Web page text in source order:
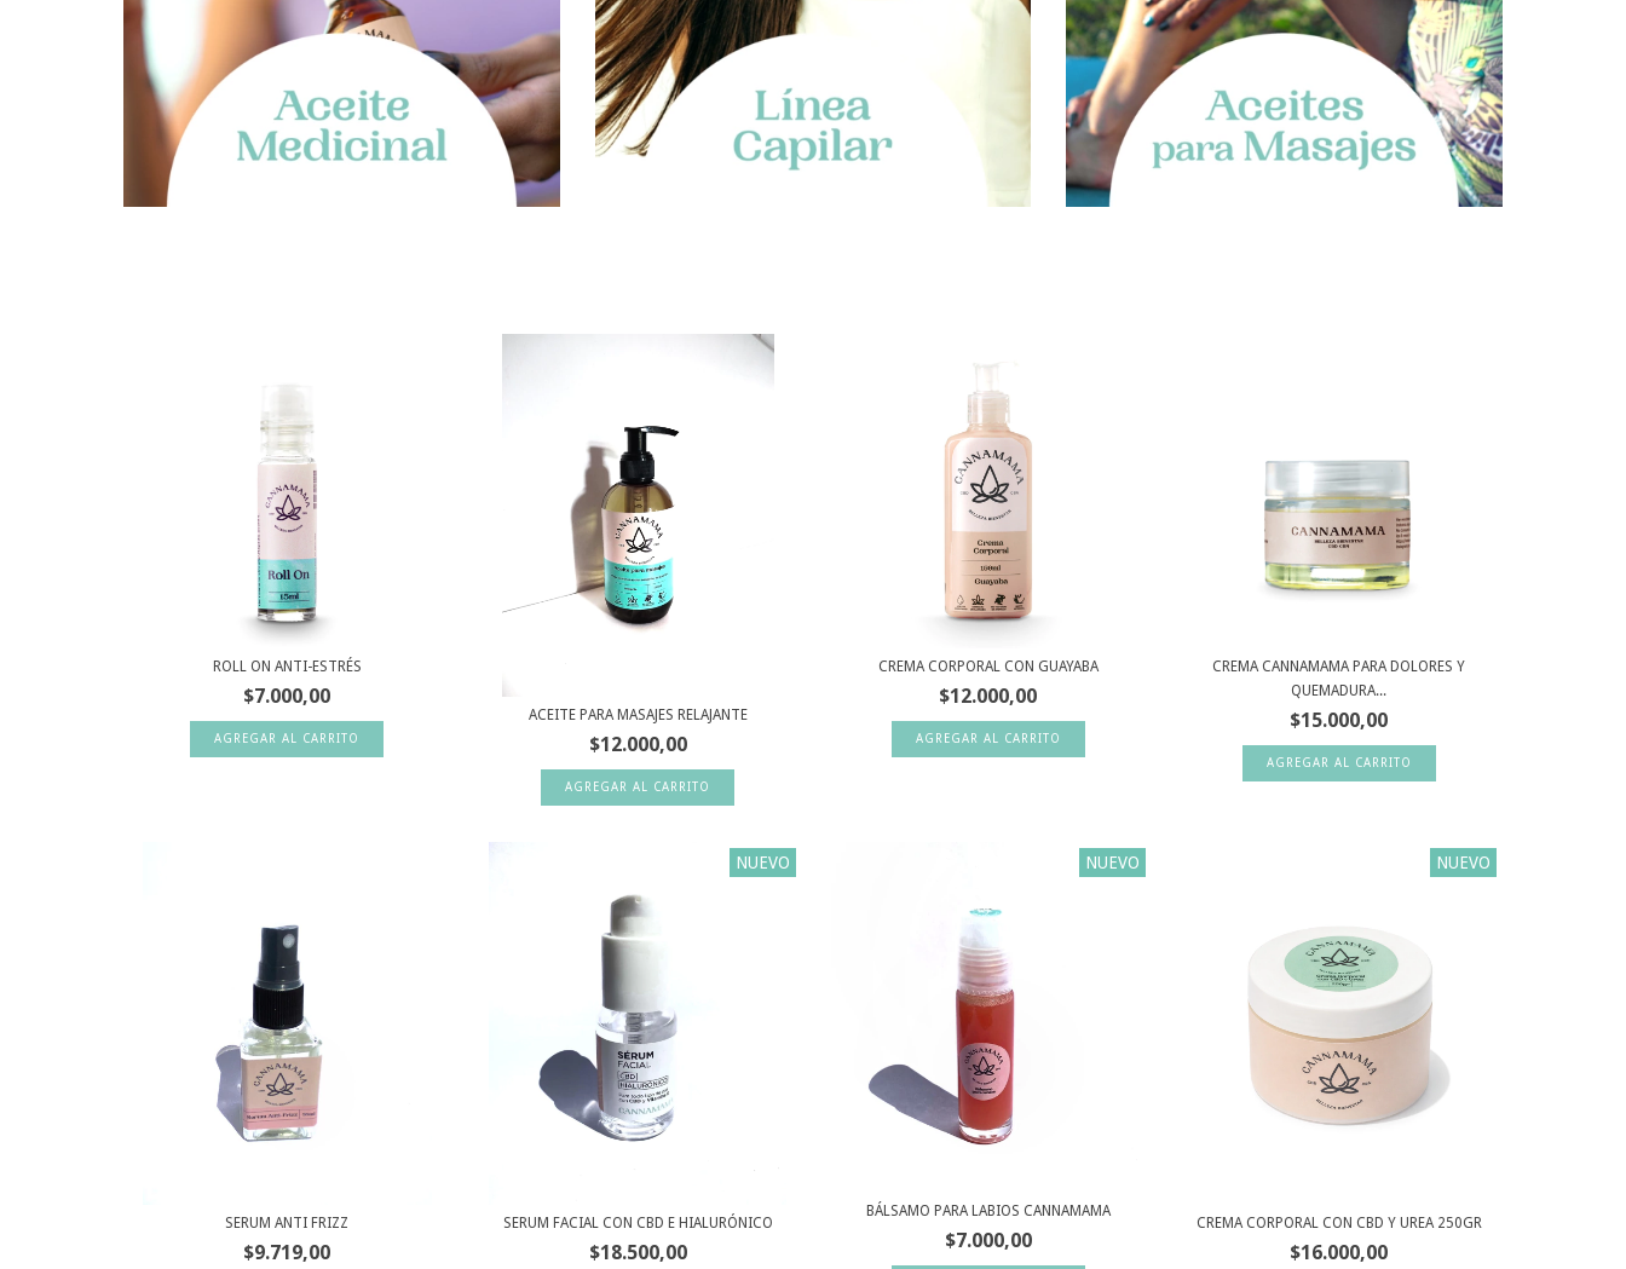
ROLL ON ANTI-ESTRÉS
$7.000,00
ACEITE PARA MASAJES RELAJANTE
$12.000,00
CREMA CORPORAL CON GUAYABA
$12.000,00
CREMA CANNAMAMA PARA DOLORES Y
QUEMADURA...
$15.000,00
SERUM ANTI FRIZZ
$9.719,00
NUEVO
SERUM FACIAL CON CBD E HIALURÓNICO
$18.500,00
NUEVO
BÁLSAMO PARA LABIOS CANNAMAMA
$7.000,00
NUEVO
CREMA CORPORAL CON CBD Y UREA 250GR
$16.000,00